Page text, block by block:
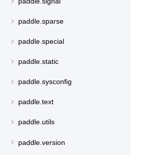
paddle.sparse
paddle.special
paddle.static
paddle.sysconfig
paddle.text
paddle.utils
paddle.version